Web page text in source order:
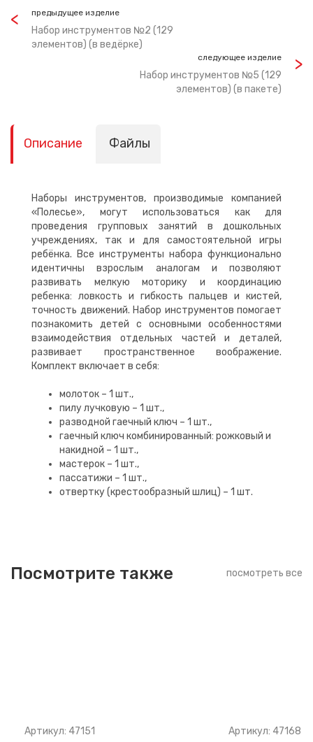
предыдущее изделие
Набор инструментов №2 (129
элементов) (в ведёрке)
следующее изделие
Набор инструментов №5 (129
элементов) (в пакете)
Описание Файлы
Наборы инструментов, производимые компанией
«Полесье», могут использоваться как для
проведения групповых занятий в дошкольных
учреждениях, так и для самостоятельной игры
ребёнка. Все инструменты набора функционально
идентичны взрослым аналогам и позволяют
развивать мелкую моторику и координацию
ребенка: ловкость и гибкость пальцев и кистей,
точность движений. Набор инструментов помогает
познакомить детей с основными особенностями
взаимодействия отдельных частей и деталей,
развивает пространственное воображение.
Комплект включает в себя:
молоток – 1 шт.,
пилу лучковую – 1 шт.,
разводной гаечный ключ – 1 шт.,
гаечный ключ комбинированный: рожковый и
накидной – 1 шт.,
мастерок – 1 шт.,
пассатижи – 1 шт.,
отвертку (крестообразный шлиц) – 1 шт.
Посмотрите также посмотреть все
Артикул: 47151
Артикул: 47168